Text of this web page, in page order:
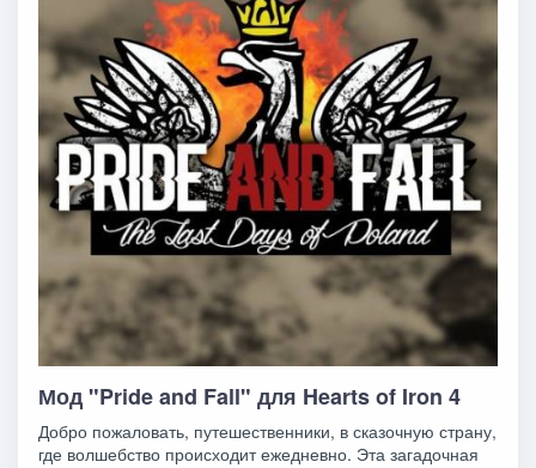
Мод "Pride and Fall" для Hearts of Iron 4
Добро пожаловать, путешественники, в сказочную страну,
где волшебство происходит ежедневно. Эта загадочная